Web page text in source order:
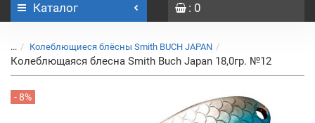
Каталог : 0
... Колеблющиеся блёсны Smith BUCH JAPAN
Колеблющаяся блесна Smith Buch Japan 18,0гр. №12
- 8%